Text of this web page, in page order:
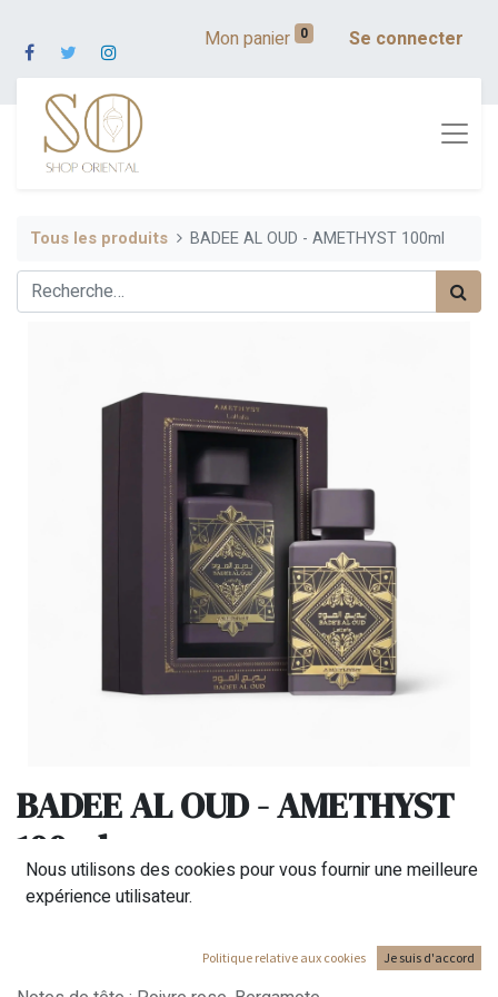
Mon panier 0 Se connecter
Tous les produits BADEE AL OUD - AMETHYST 100ml
BADEE AL OUD - AMETHYST
100ml
Présenté dans un luxueux flacon violet et doré de 100 ml,
Nous utilisons des cookies pour vous fournir une meilleure
expérience utilisateur.
Politique relative aux cookies Je suis d'accord